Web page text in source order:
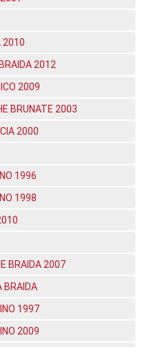
2010
2012
2009
BRUNATE 2003
2000
1996
1998
BRAIDA 2007
BRAIDA
1997
2009